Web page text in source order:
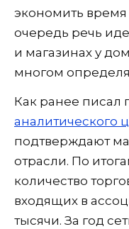
экономить
очередь речь
и магазинах у
многом
Как ранее писал
аналитического
подтверждают
отрасли. По
количество
входящих в
тысячи. За год